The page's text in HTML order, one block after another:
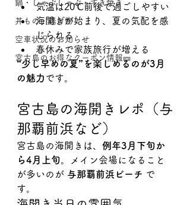
鍋・しゃぶしゃぶ・すき焼き
丼もの・揚げ物
空車状況のお知らせ
宮古島のお得なクーポン情報🎫
気温は20℃前後で過ごしやすい
海開きが始まり、夏の気配を感
じられる
春休みで家族旅行が増える
“少し早めの夏”を楽しめるのが3月
の魅力 です。
宮古島の海開きレポ（与
那覇前浜など）
宮古島の海開きは、 例年3月下旬か
ら4月上旬 。メイン会場になること
が多いのが 与那覇前浜ビーチ で
す。